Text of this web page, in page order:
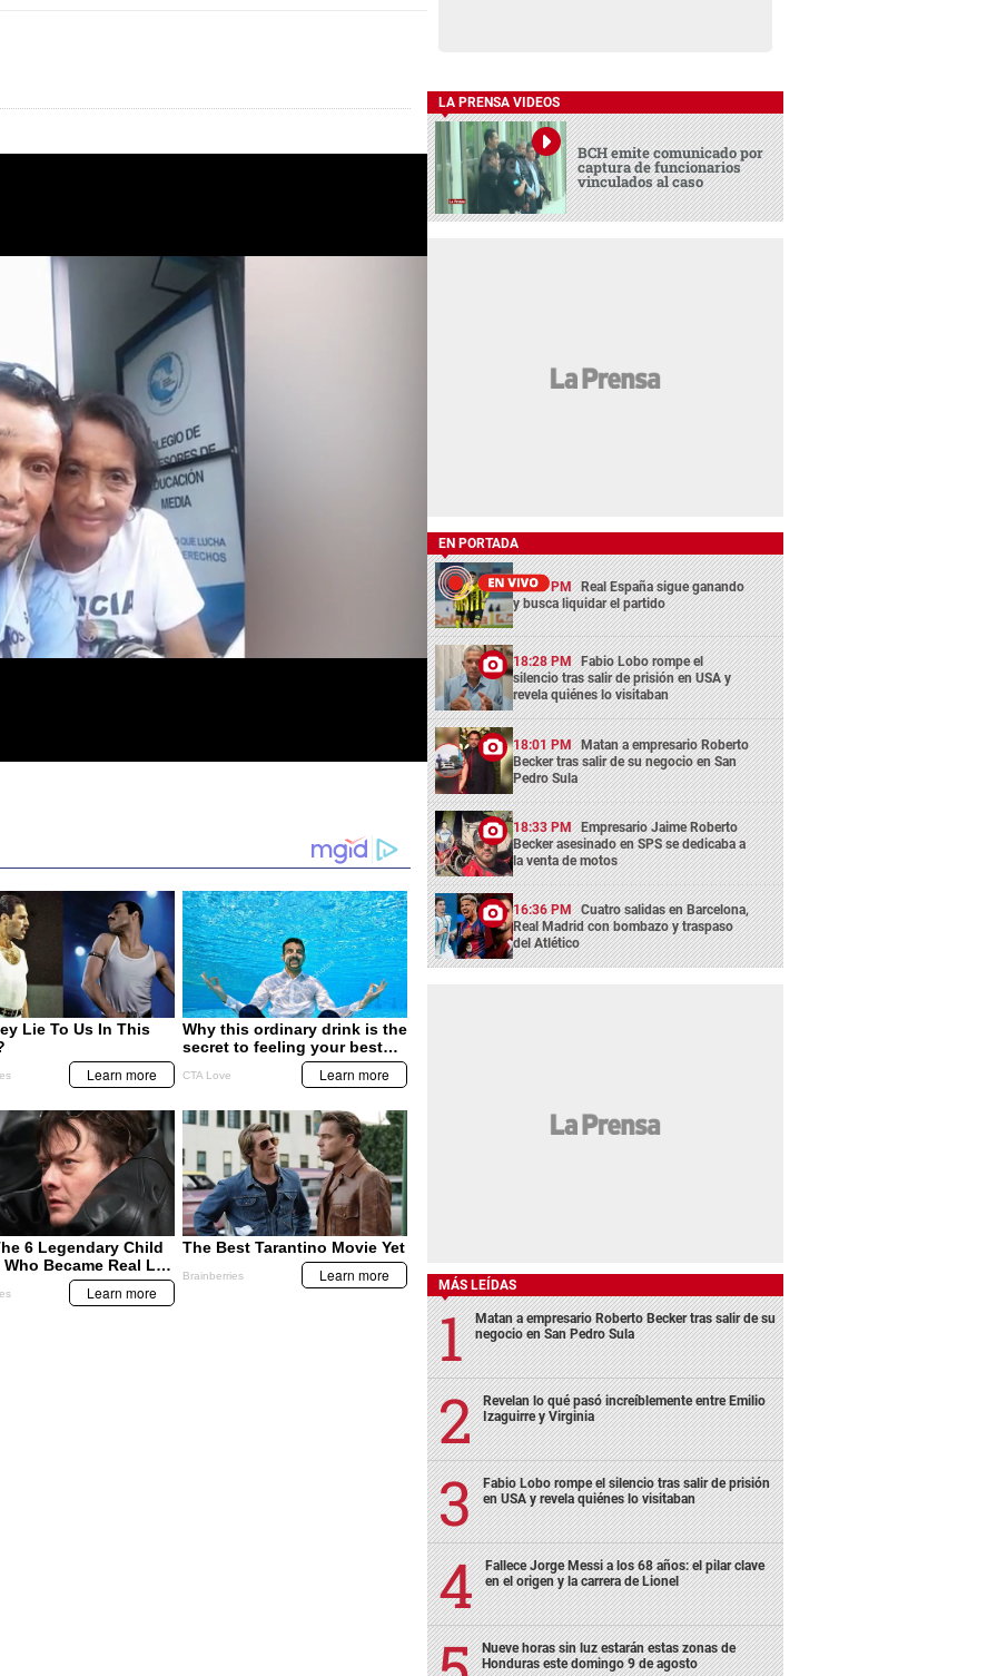
LA PRENSA VIDEOS
BCH emite comunicado por
captura de funcionarios
vinculados al caso
EN PORTADA
15:21 PM Real España sigue ganando
y busca liquidar el partido
18:28 PM Fabio Lobo rompe el
silencio tras salir de prisión en USA y
revela quiénes lo visitaban
18:01 PM Matan a empresario Roberto
Becker tras salir de su negocio en San
Pedro Sula
18:33 PM Empresario Jaime Roberto
Becker asesinado en SPS se dedicaba a
la venta de motos
16:36 PM Cuatro salidas en Barcelona,
Real Madrid con bombazo y traspaso
del Atlético
MÁS LEÍDAS
Matan a empresario Roberto Becker tras salir de su
negocio en San Pedro Sula
Revelan lo qué pasó increíblemente entre Emilio
Izaguirre y Virginia
Fabio Lobo rompe el silencio tras salir de prisión
en USA y revela quiénes lo visitaban
Fallece Jorge Messi a los 68 años: el pilar clave
en el origen y la carrera de Lionel
Nueve horas sin luz estarán estas zonas de
Honduras este domingo 9 de agosto